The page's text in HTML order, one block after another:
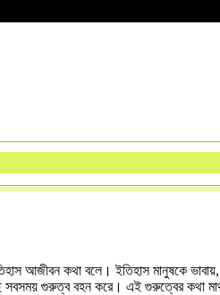
আজীবন কথা বলে। ইতিহাস মানুষকে
সবসময় গুরুত্ব বহন করে। এই গুরুত্বের কথা